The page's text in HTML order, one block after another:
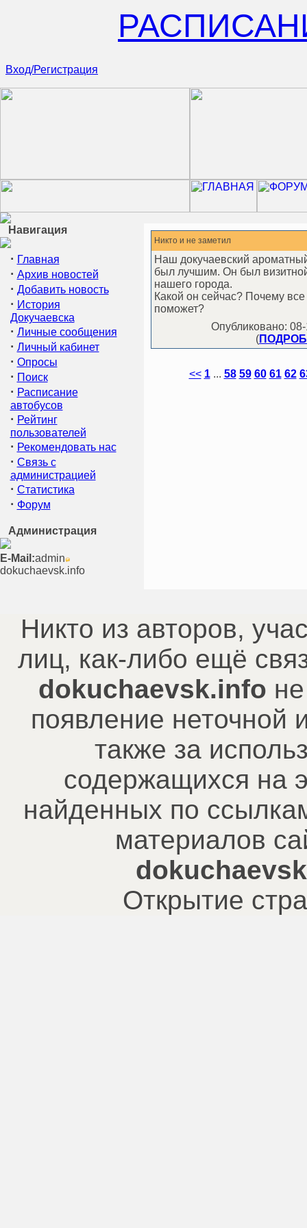
Вход/Регистрация
Навигация
· Главная
· Архив новостей
· Добавить новость
· История
Докучаевска
· Личные сообщения
· Личный кабинет
· Опросы
· Поиск
· Расписание
автобусов
· Рейтинг
пользователей
· Рекомендовать нас
· Связь с
администрацией
· Статистика
· Форум
Администрация
E-Mail:admin
dokuchaevsk.info
Никто и не заметил
Наш докучаевский
был лучшим. Он был
нашего города.
Какой он сейчас? Почему
поможет?
Опубликовано:
(
<< 1 ... 58 59 60 61 62
Никто из авторов,
лиц, как-либо ещё
dokuchaevsk.info
появление
также за
содержащихся на
найденных по
материалов
Открытие